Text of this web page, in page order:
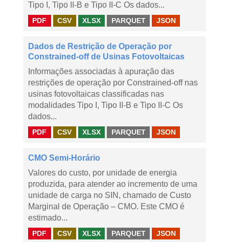
Tipo I, Tipo II-B e Tipo II-C Os dados...
PDF CSV XLSX PARQUET JSON
Dados de Restrição de Operação por
Constrained-off de Usinas Fotovoltaicas
Informações associadas à apuração das
restrições de operação por Constrained-off nas
usinas fotovoltaicas classificadas nas
modalidades Tipo I, Tipo II-B e Tipo II-C Os
dados...
PDF CSV XLSX PARQUET JSON
CMO Semi-Horário
Valores do custo, por unidade de energia
produzida, para atender ao incremento de uma
unidade de carga no SIN, chamado de Custo
Marginal de Operação – CMO. Este CMO é
estimado...
PDF CSV XLSX PARQUET JSON